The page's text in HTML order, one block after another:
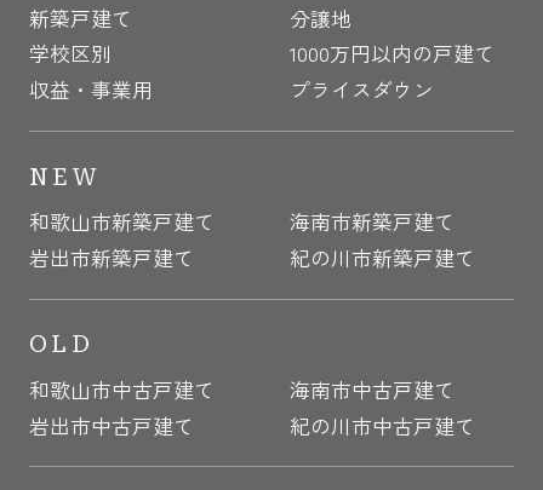
新築戸建て
分譲地
学校区別
1000万円以内の戸建て
収益・事業用
プライスダウン
NEW
和歌山市新築戸建て
海南市新築戸建て
岩出市新築戸建て
紀の川市新築戸建て
OLD
和歌山市中古戸建て
海南市中古戸建て
岩出市中古戸建て
紀の川市中古戸建て